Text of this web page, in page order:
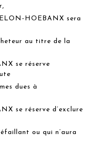
HOEBANX sera
au titre de la
se réserve
dues à
se réserve d’exclure
ou qui n’aura